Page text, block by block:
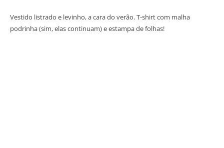
Vestido listrado e levinho, a cara do verão. T-shirt com malha
podrinha (sim, elas continuam) e estampa de folhas!